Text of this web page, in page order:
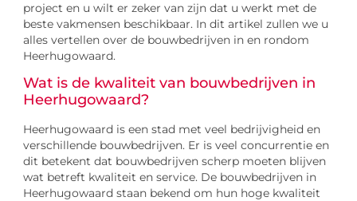
project en u wilt er zeker van zijn dat u werkt met de
beste vakmensen beschikbaar. In dit artikel zullen we u
alles vertellen over de bouwbedrijven in en rondom
Heerhugowaard.
Wat is de kwaliteit van bouwbedrijven in
Heerhugowaard?
Heerhugowaard is een stad met veel bedrijvigheid en
verschillende bouwbedrijven. Er is veel concurrentie en
dit betekent dat bouwbedrijven scherp moeten blijven
wat betreft kwaliteit en service. De bouwbedrijven in
Heerhugowaard staan bekend om hun hoge kwaliteit